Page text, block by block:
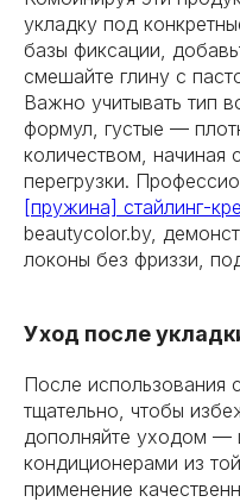
укладку под
базы фиксации,
смешайте глину с
Важно учитывать тип
формул, густые —
количеством, начиная
перегрузки.
[пружина] стайлинг-
beautycolor.by,
локоны без фриззи,
Уход после
После использования
тщательно, чтобы
дополняйте уходом —
кондиционерами из
применение